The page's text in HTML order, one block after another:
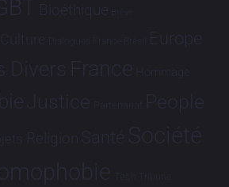
Bioéthique Brève
Culture Dialogues France-Brésil Europe
Divers France Hommage
Justice Partenariat People
Religion Santé Société
Tech Tribune